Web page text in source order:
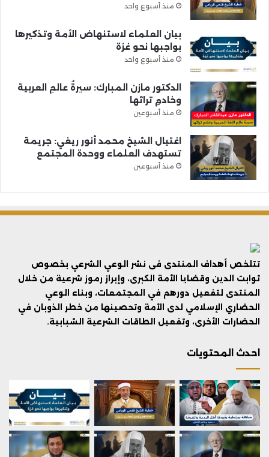
منذ أسبوع واحد
بيان العلماء لاستنهاض الأمة وتذكيرها
بواجبها نحو غزة
منذ أسبوع واحد
الدكتور مازن المبارك: سيرةُ عالمِ العربية
وخادمِ تراثها
منذ أسبوعين
اغتيال الشيخ محمد أنور ريغي: جريمة
تستهدف العلماء ووحدة المجتمع
منذ أسبوعين
تتلخص أهداف المنتدى فى نشر الوعي الشرعي بخصوص
ثوابت الدين وقضايا الأمة الكبرى، وإبراز رموز شرعية من خلال
المنتدى لتفعيل دورهم في المجتمعات، وبناء الوعي
الحضاري الإسلامي لدى الأمة وتحصينها من خطر الذوبان في
الحضارات الأخرى، وتفعيل الطاقات الشرعية الشبابية.
احدث المحتويات